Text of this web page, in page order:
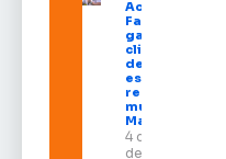
Acácio
Favacho
garante
climatização
de todas as
escolas da
rede
municipal de
Macapá
4 de agosto
de 2026